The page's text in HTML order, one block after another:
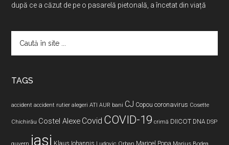
după ce a căzut de pe o pasarelă pietonală, a încetat din viață
TAGS
accident accident rutier alegeri ATI AUR bani CJ Copou coronavirus Cosette
Chichirău Costel Alexe Covid COVID-19 crimă DIICOT DNA DSP
guvern iasi Klaus Iohannis Ludovic Orban Maricel Popa Marius Bodea